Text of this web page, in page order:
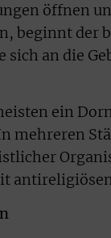
öffnen
beginnt der
an die
ein
mehreren